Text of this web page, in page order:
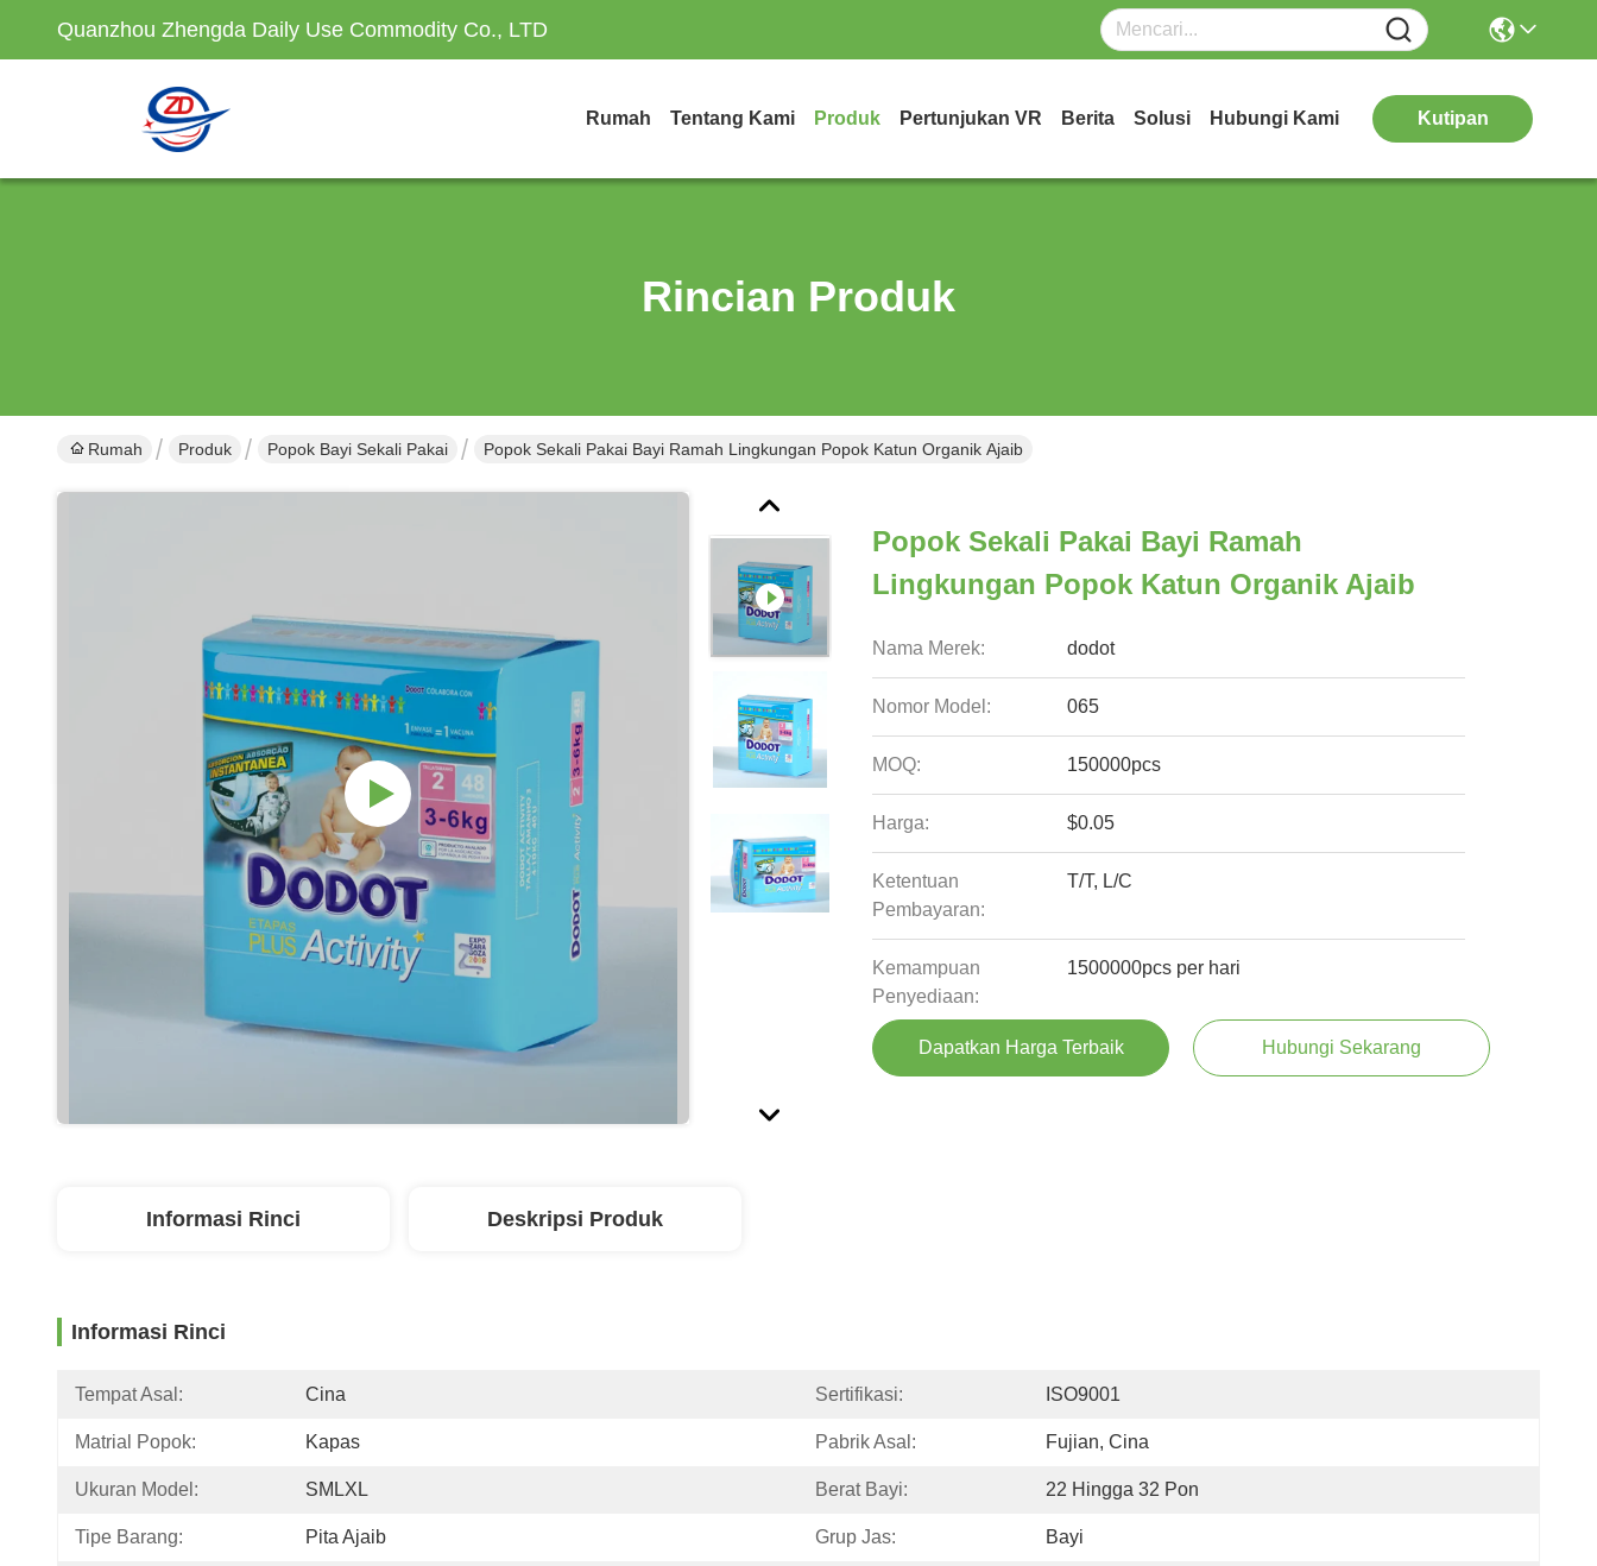
Quanzhou Zhengda Daily Use Commodity Co., LTD
Rumah Tentang Kami Produk Pertunjukan VR Berita Solusi Hubungi Kami Kutipan
Rincian Produk
Rumah Produk Popok Bayi Sekali Pakai Popok Sekali Pakai Bayi Ramah Lingkungan Popok Katun Organik Ajaib
Popok Sekali Pakai Bayi Ramah
Lingkungan Popok Katun Organik Ajaib
Nama Merek: dodot
Nomor Model: 065
MOQ: 150000pcs
Harga: $0.05
Ketentuan
Pembayaran:
T/T, L/C
Kemampuan
Penyediaan:
1500000pcs per hari
Dapatkan Harga Terbaik Hubungi Sekarang
Informasi Rinci Deskripsi Produk
Informasi Rinci
Tempat Asal: Cina Sertifikasi: ISO9001
Matrial Popok: Kapas Pabrik Asal: Fujian, Cina
Ukuran Model: SMLXL Berat Bayi: 22 Hingga 32 Pon
Tipe Barang: Pita Ajaib Grup Jas: Bayi